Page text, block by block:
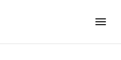
Toggle